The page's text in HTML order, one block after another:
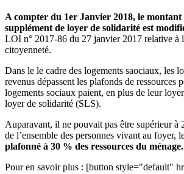
A compter du 1er Janvier 2018, le
supplément de loyer de solidarité est
LOI n° 2017-86 du 27 janvier 2017 relative à
citoyenneté.
Dans le le cadre des logements saociaux, les
revenus dépassent les plafonds de ressources
logements sociaux paient, en plus de leur
loyer de solidarité (SLS).
Auparavant, il ne pouvait pas être supérieur à
de l’ensemble des personnes vivant au foyer,
plafonné à 30 % des ressources du ménage.
Pour en savoir plus : [button style="default"